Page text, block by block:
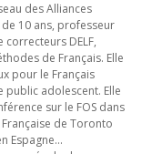
des Alliances
10 ans, professeur
correcteurs DELF,
de Français. Elle
pour le Français
adolescent. Elle
sur le FOS dans
de Toronto
Espagne…